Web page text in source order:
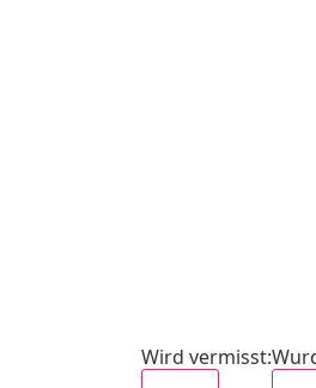
Wird vermisst: